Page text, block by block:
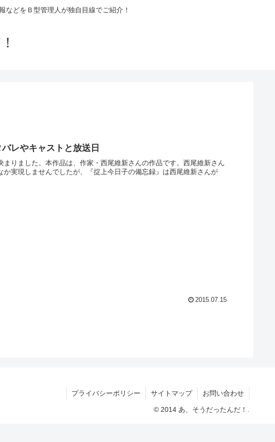
どをＢ型管理人が独自目線でご紹介！
レやキャストと放送日
りました。本作品は、作家・西尾維新さんの作品です。西尾維新さん
実現しませんでしたが、『掟上今日子の備忘録』は西尾維新さんが
2015.07.15
プライバシーポリシー サイトマップ お問い合わせ
© 2014 あ、そうだったんだ！.